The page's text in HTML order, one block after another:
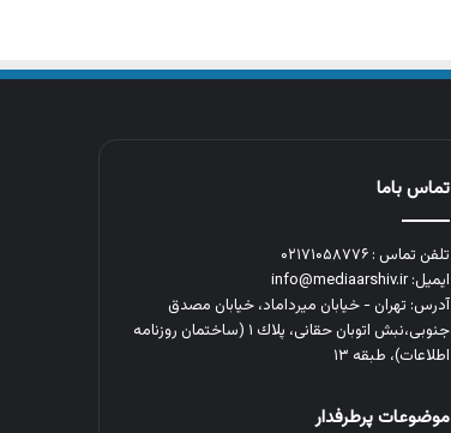
تماس باما
تلفن تماس : ۰۲۱۷۱۰۵۸۷۷۶
ایمیل: info@mediaarshiv.ir
آدرس: تهران - خیابان میرداماد، خیابان مصدق
جنوبی،نبش اتوبان حقانی، پلاك ١ (ساختمان روزنامه
اطلاعات)، طبقه ۱۳
موضوعات پرطرفدار